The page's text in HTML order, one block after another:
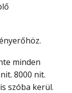
8000 nit.
szóba kerül.